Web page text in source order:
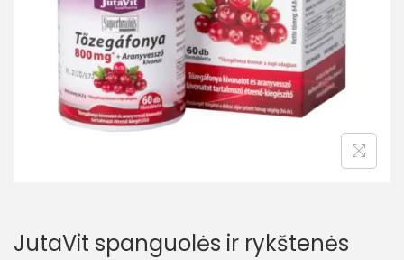
JutaVit spanguolės ir rykštenės